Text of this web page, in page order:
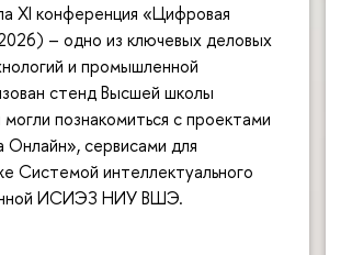
XI конференция «Цифровая
– одно из ключевых деловых
и промышленной
стенд Высшей школы
познакомиться с проектами
сервисами для
Системой интеллектуального
ИСИЭЗ НИУ ВШЭ.